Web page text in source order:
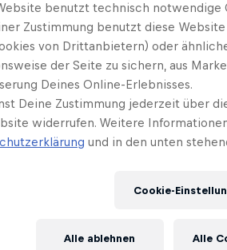
benutzt technisch notwendige
Zustimmung benutzt diese
von Drittanbietern) oder
der Seite zu sichern, aus
Deines Online-Erlebnisses.
Deine Zustimmung jederzeit über
widerrufen. Weitere
und in den unten
Cookie-
Alle ablehnen Alle